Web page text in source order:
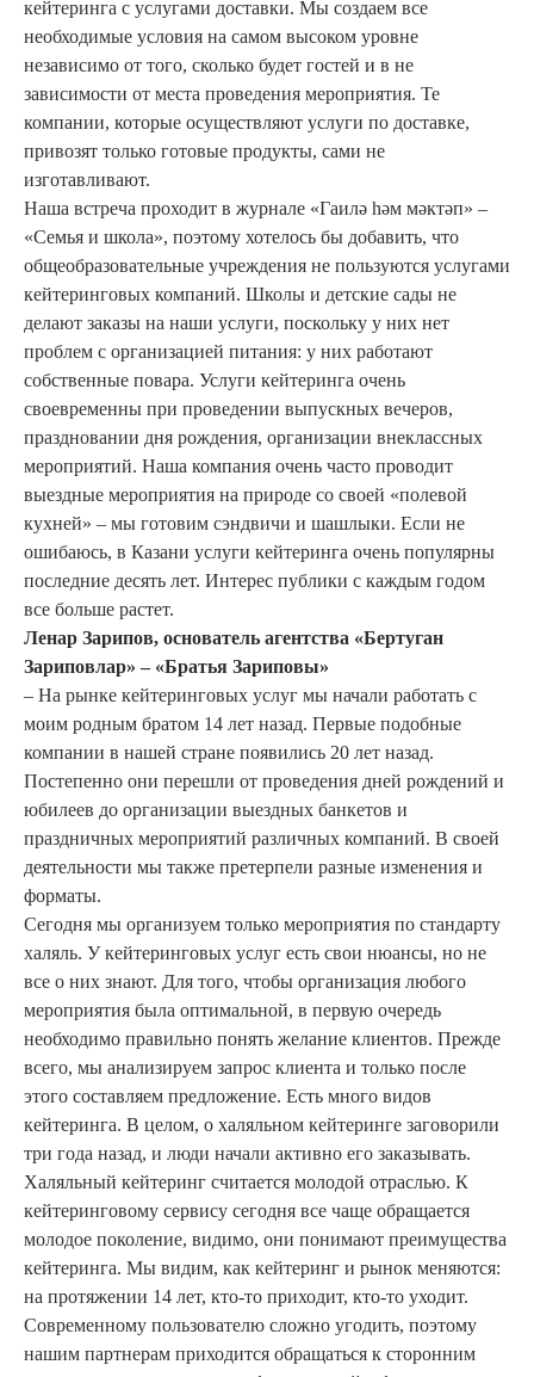
кейтеринга с услугами доставки. Мы создаем все
необходимые условия на самом высоком уровне
независимо от того, сколько будет гостей и в не
зависимости от места проведения мероприятия. Те
компании, которые осуществляют услуги по доставке,
привозят только готовые продукты, сами не
изготавливают.
Наша встреча проходит в журнале «Гаилә hәм мәктәп» –
«Семья и школа», поэтому хотелось бы добавить, что
общеобразовательные учреждения не пользуются услугами
кейтеринговых компаний. Школы и детские сады не
делают заказы на наши услуги, поскольку у них нет
проблем с организацией питания: у них работают
собственные повара. Услуги кейтеринга очень
своевременны при проведении выпускных вечеров,
праздновании дня рождения, организации внеклассных
мероприятий. Наша компания очень часто проводит
выездные мероприятия на природе со своей «полевой
кухней» – мы готовим сэндвичи и шашлыки. Если не
ошибаюсь, в Казани услуги кейтеринга очень популярны
последние десять лет. Интерес публики с каждым годом
все больше растет.
Ленар Зарипов, основатель агентства «Бертуган
Зариповлар» – «Братья Зариповы»
– На рынке кейтеринговых услуг мы начали работать с
моим родным братом 14 лет назад. Первые подобные
компании в нашей стране появились 20 лет назад.
Постепенно они перешли от проведения дней рождений и
юбилеев до организации выездных банкетов и
праздничных мероприятий различных компаний. В своей
деятельности мы также претерпели разные изменения и
форматы.
Сегодня мы организуем только мероприятия по стандарту
халяль. У кейтеринговых услуг есть свои нюансы, но не
все о них знают. Для того, чтобы организация любого
мероприятия была оптимальной, в первую очередь
необходимо правильно понять желание клиентов. Прежде
всего, мы анализируем запрос клиента и только после
этого составляем предложение. Есть много видов
кейтеринга. В целом, о халяльном кейтеринге заговорили
три года назад, и люди начали активно его заказывать.
Халяльный кейтеринг считается молодой отраслью. К
кейтеринговому сервису сегодня все чаще обращается
молодое поколение, видимо, они понимают преимущества
кейтеринга. Мы видим, как кейтеринг и рынок меняются:
на протяжении 14 лет, кто-то приходит, кто-то уходит.
Современному пользователю сложно угодить, поэтому
нашим партнерам приходится обращаться к сторонним